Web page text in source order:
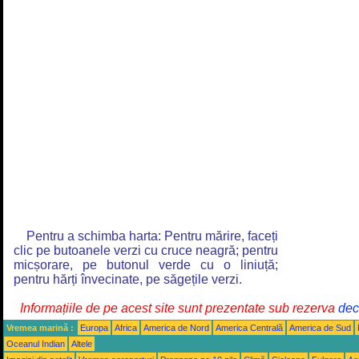
Pentru a schimba harta: Pentru mărire, faceți
clic pe butoanele verzi cu cruce neagră; pentru
micșorare, pe butonul verde cu o liniuță;
pentru hărți învecinate, pe săgețile verzi.
Informațiile de pe acest site sunt prezentate sub rezerva
Vremea marină : Europa Africa America de Nord America Centrală America de Sud
Oceanul Indian
Altele